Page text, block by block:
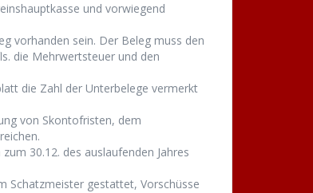
und vorwiegend
vorhanden sein. Der Beleg muss den
die Mehrwertsteuer und den
die Zahl der Unterbelege vermerkt
von Skontofristen, dem
30.12. des auslaufenden Jahres
Schatzmeister gestattet, Vorschüsse